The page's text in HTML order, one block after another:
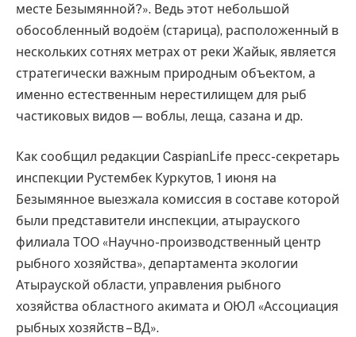
месте Безымянной?». Ведь этот небольшой
обособленный водоём (старица), расположенный в
нескольких сотнях метрах от реки Жайык, является
стратегически важным природным объектом, а
именно естественным нерестилищем для рыб
частиковых видов — воблы, леща, сазана и др.
Как сообщил редакции CaspianLife пресс-секретарь
инспекции Рустембек Куркутов, 1 июня на
Безымянное выезжала комиссия в составе которой
были представители инспекции, атырауского
филиала ТОО «Научно-производственный центр
рыбного хозяйства», департамента экологии
Атырауской области, управления рыбного
хозяйства областного акимата и ОЮЛ «Ассоциация
рыбных хозяйств – ВД».